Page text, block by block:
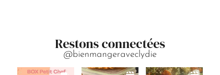
Restons connectées
@bienmangeraveclydie